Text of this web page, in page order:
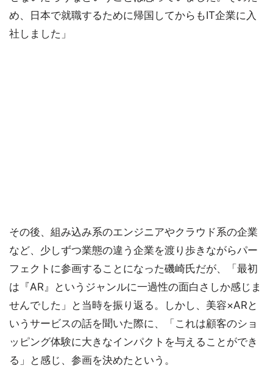
め、日本で就職するために帰国してからもIT企業に入
社しました」
その後、組み込み系のエンジニアやクラウド系の企業
など、少しずつ業態の違う企業を渡り歩きながらパー
フェクトに参画することになった磯崎氏だが、「最初
は『AR』というジャンルに一過性の面白さしか感じま
せんでした」と当時を振り返る。しかし、美容×ARと
いうサービスの話を聞いた際に、「これは顧客のショ
ッピング体験に大きなインパクトを与えることができ
る」と感じ、参画を決めたという。